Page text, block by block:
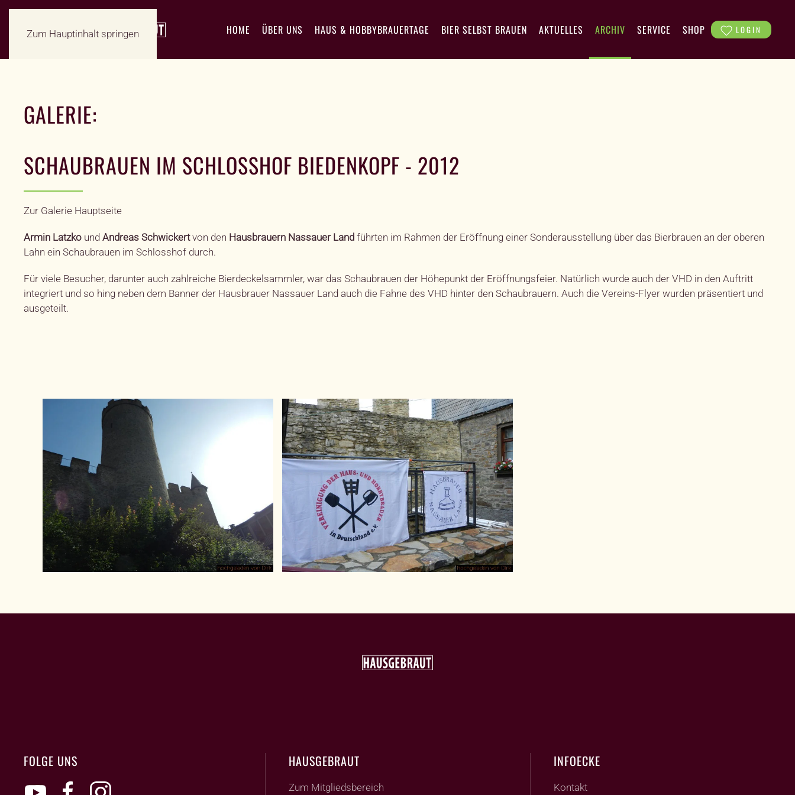
Zum Hauptinhalt springen HOME ÜBER UNS HAUS & HOBBYBRAUERTAGE BIER SELBST BRAUEN AKTUELLES ARCHIV SERVICE SHOP LOGIN
GALERIE:
SCHAUBRAUEN IM SCHLOSSHOF BIEDENKOPF - 2012
Zur Galerie Hauptseite
Armin Latzko und Andreas Schwickertvon den Hausbrauern Nassauer Land führten im Rahmen der Eröffnung einer Sonderausstellung über das Bierbrauen an der oberen
Lahn ein Schaubrauen im Schlosshof durch.
Für viele Besucher, darunter auch zahlreiche Bierdeckelsammler, war das Schaubrauen der Höhepunkt der Eröffnungsfeier. Natürlich wurde auch der VHD in den Auftritt
integriert und so hing neben dem Banner der Hausbrauer Nassauer Land auch die Fahne des VHD hinter den Schaubrauern. Auch die Vereins-Flyer wurden präsentiert und
ausgeteilt.
GRÖSSER GRÖSSER
FOLGE UNS HAUSGEBRAUT
Zum Mitgliedsbereich
INFOECKE
Kontakt